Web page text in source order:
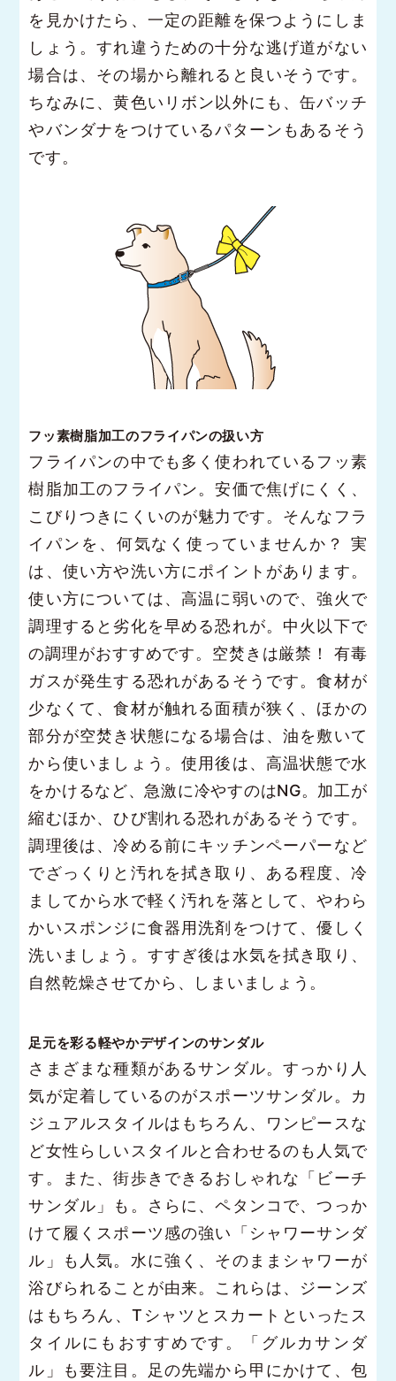
を見かけたら、一定の距離を保つようにしま
しょう。すれ違うための十分な逃げ道がない
場合は、その場から離れると良いそうです。
ちなみに、黄色いリボン以外にも、缶バッチ
やバンダナをつけているパターンもあるそう
です。
フッ素樹脂加工のフライパンの扱い方
フライパンの中でも多く使われているフッ素
樹脂加工のフライパン。安価で焦げにくく、
こびりつきにくいのが魅力です。そんなフラ
イパンを、何気なく使っていませんか？ 実
は、使い方や洗い方にポイントがあります。
使い方については、高温に弱いので、強火で
調理すると劣化を早める恐れが。中火以下で
の調理がおすすめです。空焚きは厳禁！ 有毒
ガスが発生する恐れがあるそうです。食材が
少なくて、食材が触れる面積が狭く、ほかの
部分が空焚き状態になる場合は、油を敷いて
から使いましょう。使用後は、高温状態で水
をかけるなど、急激に冷やすのはNG。加工が
縮むほか、ひび割れる恐れがあるそうです。
調理後は、冷める前にキッチンペーパーなど
でざっくりと汚れを拭き取り、ある程度、冷
ましてから水で軽く汚れを落として、やわら
かいスポンジに食器用洗剤をつけて、優しく
洗いましょう。すすぎ後は水気を拭き取り、
自然乾燥させてから、しまいましょう。
足元を彩る軽やかデザインのサンダル
さまざまな種類があるサンダル。すっかり人
気が定着しているのがスポーツサンダル。カ
ジュアルスタイルはもちろん、ワンピースな
ど女性らしいスタイルと合わせるのも人気で
す。また、街歩きできるおしゃれな「ビーチ
サンダル」も。さらに、ペタンコで、つっか
けて履くスポーツ感の強い「シャワーサンダ
ル」も人気。水に強く、そのままシャワーが
浴びられることが由来。これらは、ジーンズ
はもちろん、Tシャツとスカートといったス
タイルにもおすすめです。「グルカサンダ
ル」も要注目。足の先端から甲にかけて、包